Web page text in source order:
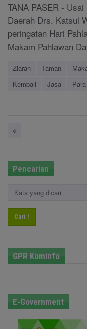
TANA PASER -
Daerah Drs. Katsul
peringatan Hari
Makam Pahlawan
Ziarah Taman
Kembali
Jasa Para
Pencarian
Cari !
GPR Kominfo
E-Government